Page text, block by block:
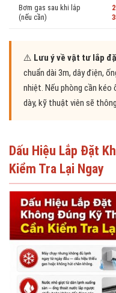
Bơm gas sau khi lắp
(nếu cần)
⚠️ Lưu ý về vật tư lắp
chuẩn dài 3m, dây điện,
nhiệt. Nếu phòng cần
dày, kỹ thuật viên sẽ
Dấu Hiệu Lắp Đặt
Kiểm Tra Lại Ngay